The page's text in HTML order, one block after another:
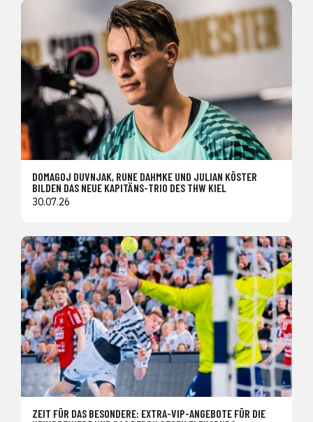
DOMAGOJ DUVNJAK, RUNE DAHMKE UND JULIAN KÖSTER
BILDEN DAS NEUE KAPITÄNS-TRIO DES THW KIEL
30.07.26
ZEIT FÜR DAS BESONDERE: EXTRA-VIP-ANGEBOTE FÜR DIE